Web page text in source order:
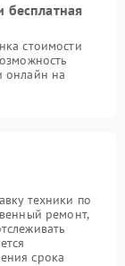
бесплатная
стоимости
онлайн на
техники по
ремонт,
срока